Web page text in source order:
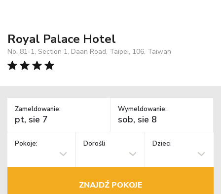
Royal Palace Hotel
No. 81-1, Section 1, Daan Road, Taipei, 106, Taiwan
Zameldowanie: Wymeldowanie:
Pokoje: Dorośli Dzieci
ZNAJDŹ POKOJE